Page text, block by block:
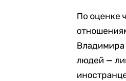
По оценке
Владимира
людей —